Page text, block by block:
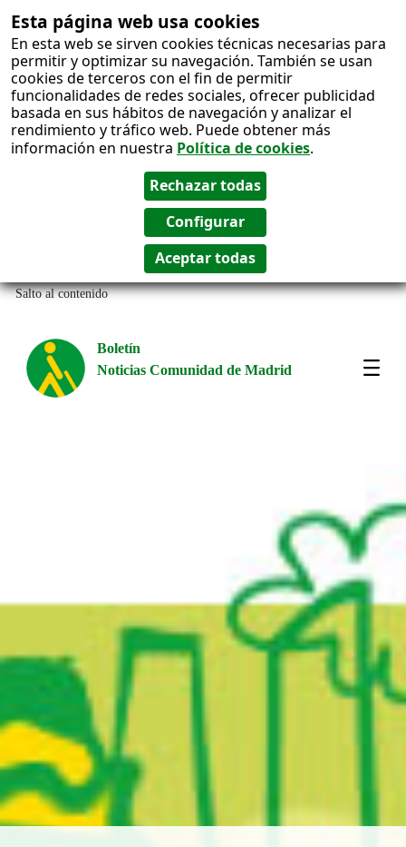
Esta página web usa cookies
En esta web se sirven cookies técnicas necesarias para
permitir y optimizar su navegación. También se usan
cookies de terceros con el fin de permitir
funcionalidades de redes sociales, ofrecer publicidad
basada en sus hábitos de navegación y analizar el
rendimiento y tráfico web. Puede obtener más
información en nuestra Política de cookies.
Salto al contenido
Boletín
Noticias Comunidad de Madrid